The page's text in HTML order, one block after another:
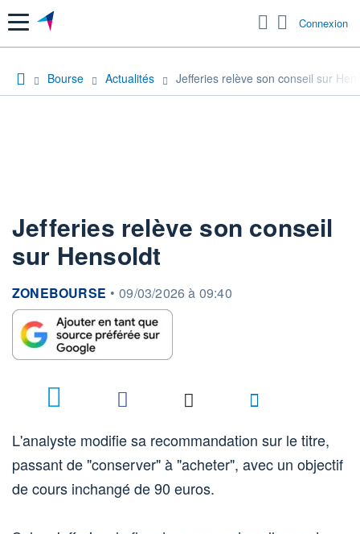
Menu Connexion
Bourse Actualités Jefferies relève son conseil sur
Jefferies relève son conseil
sur Hensoldt
information fournie par
ZONEBOURSE • 09/03/2026 à 09:40
L'analyste modifie sa recommandation sur le titre,
passant de "conserver" à "acheter", avec un objectif
de cours inchangé de 90 euros.